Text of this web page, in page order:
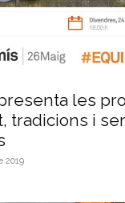
les
tradicions i
2019